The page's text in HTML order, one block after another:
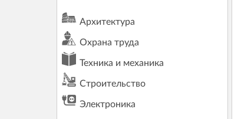
Архитектура
Охрана труда
Техника и механика
Строительство
Электроника